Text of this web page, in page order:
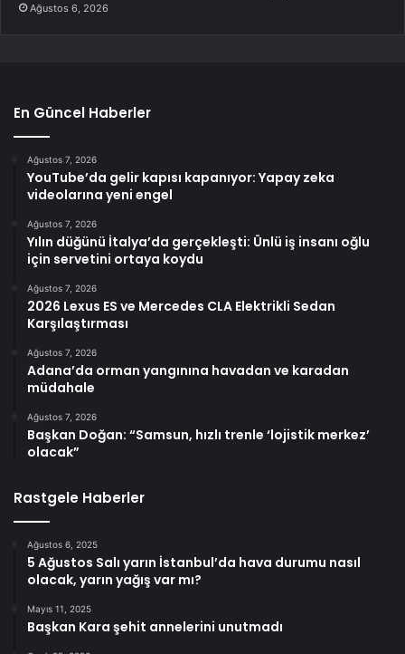
Ağustos 6, 2026
En Güncel Haberler
Ağustos 7, 2026
YouTube’da gelir kapısı kapanıyor: Yapay zeka
videolarına yeni engel
Ağustos 7, 2026
Yılın düğünü İtalya’da gerçekleşti: Ünlü iş insanı oğlu
için servetini ortaya koydu
Ağustos 7, 2026
2026 Lexus ES ve Mercedes CLA Elektrikli Sedan
Karşılaştırması
Ağustos 7, 2026
Adana’da orman yangınına havadan ve karadan
müdahale
Ağustos 7, 2026
Başkan Doğan: “Samsun, hızlı trenle ‘lojistik merkez’
olacak”
Rastgele Haberler
Ağustos 6, 2025
5 Ağustos Salı yarın İstanbul’da hava durumu nasıl
olacak, yarın yağış var mı?
Mayıs 11, 2025
Başkan Kara şehit annelerini unutmadı